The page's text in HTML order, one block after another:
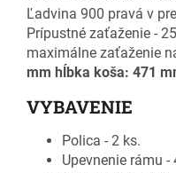
Ľadvina 900 pravá v
Prípustné zaťaženie -
maximálne zaťaženie
mm hĺbka koša: 471
VYBAVENIE
Polica - 2 ks.
Upevnenie rámu -